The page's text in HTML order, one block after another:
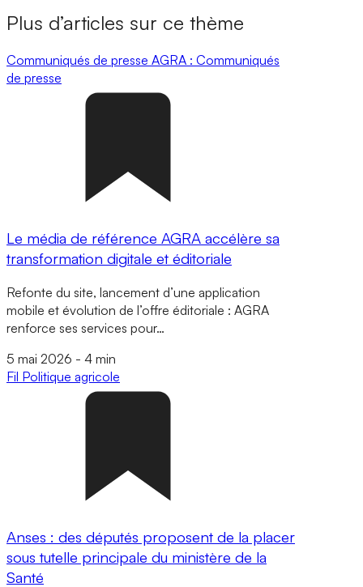
Plus d’articles sur ce thème
Communiqués de presse AGRA : Communiqués
de presse
Le média de référence AGRA accélère sa
transformation digitale et éditoriale
Refonte du site, lancement d’une application
mobile et évolution de l’offre éditoriale : AGRA
renforce ses services pour…
5 mai 2026 - 4 min
Fil Politique agricole
Anses : des députés proposent de la placer
sous tutelle principale du ministère de la
Santé